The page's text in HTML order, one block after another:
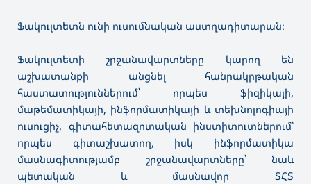
Ֆակուլտետն ունի ուսումնական աստղադիտարան։
Ֆակուլտետի շրջանավարտները կարող են
աշխատանքի անցնել հանրակրթական
հաստատություններում՝ որպես ֆիզիկայի,
մաթեմատիկայի, ինֆորմատիկայի և տեխնոլոգիայի
ուսուցիչ, գիտահետազոտական ինստիտուտներում՝
որպես գիտաշխատող, իսկ ինֆորմատիկա
մասնագիտությամբ շրջանավարտները՝ նաև
պետական և մասնավոր ՏՀՏ